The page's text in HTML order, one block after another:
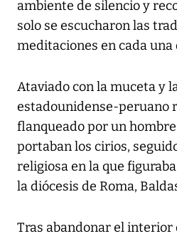
ambiente de silencio y
solo se escucharon las
meditaciones en cada una
Ataviado con la muceta y
estadounidense-peruano
flanqueado por un
portaban los cirios,
religiosa en la que
la diócesis de Roma,
Tras abandonar el interior